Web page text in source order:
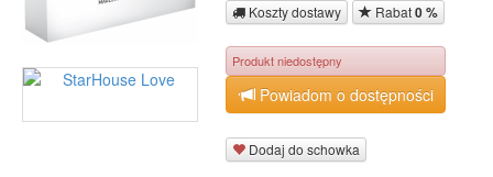
Koszty dostawy Rabat0 %
Produkt niedostępny
Powiadom o dostępności
Dodaj do schowka